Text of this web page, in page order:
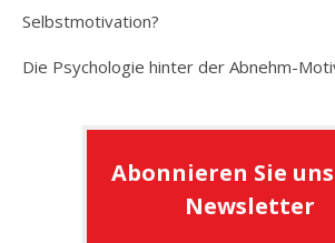
Selbstmotivation?
Die Psychologie hinter der Abnehm-
Abonnieren Sie
Newsletter